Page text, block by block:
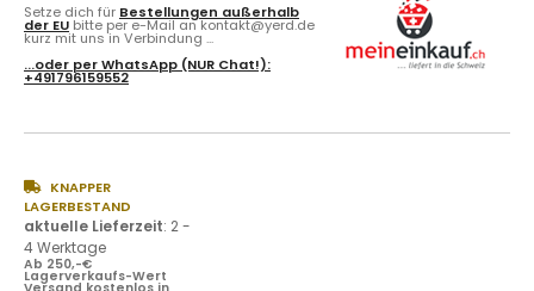
Setze dich für Bestellungen außerhalb
der EU bitte per e-Mail an kontakt@yerd.de
kurz mit uns in Verbindung ...
...oder perWhatsApp (NUR Chat!):
+491796159552
KNAPPER
LAGERBESTAND
aktuelle Lieferzeit: 2 -
4 Werktage
Ab 250,-€
Lagerverkaufs-Wert